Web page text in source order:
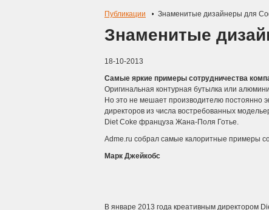
Публикации Знаменитые дизайнеры для
Знаменитые
18-10-2013
Cамые яркие примеры сотрудничества
Оригинальная контурная бутылка или
Но это не мешает производителю постоянно
директоров из числа востребованных
Diet Coke француза Жана-Поля Готье.
Adme.ru собрал самые калоритные примеры
Марк Джейкобс
В январе 2013 года креативным директором